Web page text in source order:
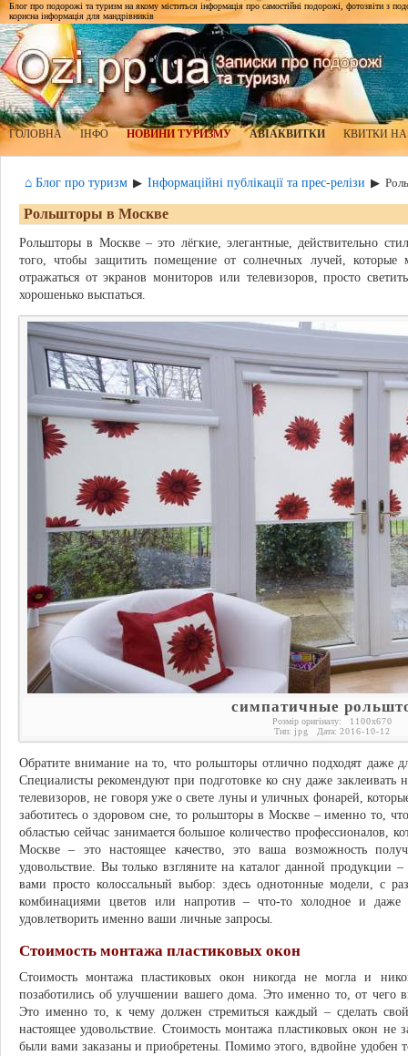
Блог про подорожі та туризм на якому міститься інформація про самостійні подорожі, фотозвіти з
корисна інформація для мандрівників
ГОЛОВНА ІНФО НОВИНИ ТУРИЗМУ АВІАКВИТКИ КВИТКИ
⌂ Блог про туризм ▶ Інформаційні публікації та прес-релізи ▶
Рольшторы в Москве
Рольшторы в Москве – это лёгкие, элегантные, действительно
того, чтобы защитить помещение от солнечных лучей, которые
отражаться от экранов мониторов или телевизоров, просто
хорошенько выспаться.
симпатичные
Розмір оригіналу: 1100x670
Тип: jpg Дата: 2016-10-12
Обратите внимание на то, что рольшторы отлично подходят даже
Специалисты рекомендуют при подготовке ко сну даже заклеивать
телевизоров, не говоря уже о свете луны и уличных фонарей,
заботитесь о здоровом сне, то рольшторы в Москве – именно то,
областью сейчас занимается большое количество профессионалов,
Москве – это настоящее качество, это ваша возможность
удовольствие. Вы только взгляните на каталог данной продукции
вами просто колоссальный выбор: здесь однотонные модели, с
комбинациями цветов или напротив – что-то холодное и даже
удовлетворить именно ваши личные запросы.
Стоимость монтажа пластиковых окон
Стоимость монтажа пластиковых окон никогда не могла и
позаботились об улучшении вашего дома. Это именно то, от чего
Это именно то, к чему должен стремиться каждый – сделать
настоящее удовольствие. Стоимость монтажа пластиковых окон не
были вами заказаны и приобретены. Помимо этого, вдвойне удобен